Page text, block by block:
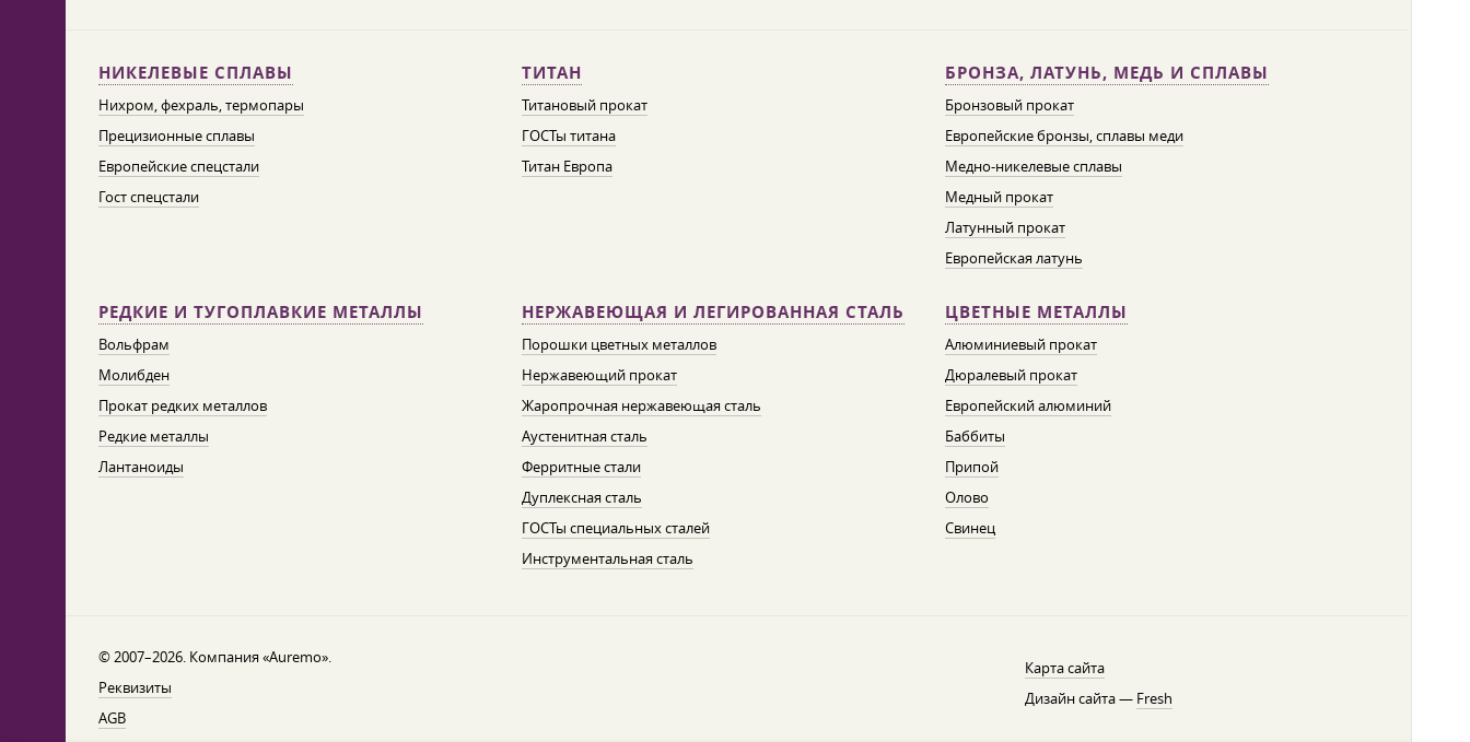
НИКЕЛЕВЫЕ СПЛАВЫ
Нихром, фехраль, термопары
Прецизионные сплавы
Европейские спецстали
Гост спецстали
ТИТАН
Титановый прокат
ГОСТы титана
Титан Европа
БРОНЗА, ЛАТУНЬ, МЕДЬ И СПЛАВЫ
Бронзовый прокат
Европейские бронзы, сплавы меди
Медно-никелевые сплавы
Медный прокат
Латунный прокат
Европейская латунь
РЕДКИЕ И ТУГОПЛАВКИЕ МЕТАЛЛЫ
Вольфрам
Молибден
Прокат редких металлов
Редкие металлы
Лантаноиды
НЕРЖАВЕЮЩАЯ И ЛЕГИРОВАННАЯ СТАЛЬ
Порошки цветных металлов
Нержавеющий прокат
Жаропрочная нержавеющая сталь
Аустенитная сталь
Ферритные стали
Дуплексная сталь
ГОСТы специальных сталей
Инструментальная сталь
ЦВЕТНЫЕ МЕТАЛЛЫ
Алюминиевый прокат
Дюралевый прокат
Европейский алюминий
Баббиты
Припой
Олово
Свинец
© 2007–2026. Компания «Auremo».
Реквизиты
AGB
Карта сайта
Дизайн сайта — Fresh